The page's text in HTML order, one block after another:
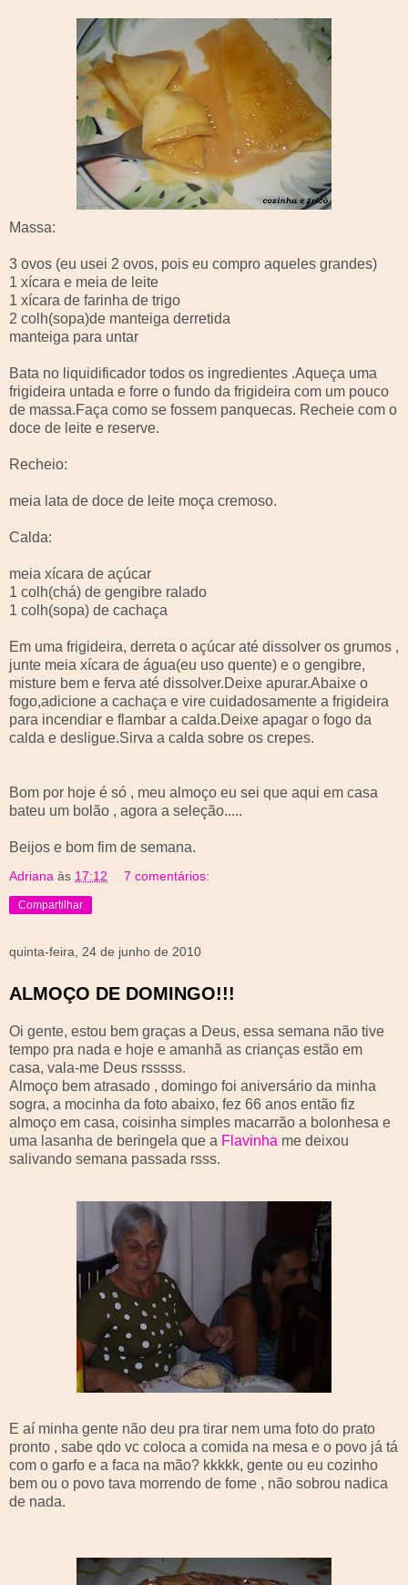
Massa:
3 ovos (eu usei 2 ovos, pois eu compro aqueles grandes)
1 xícara e meia de leite
1 xícara de farinha de trigo
2 colh(sopa)de manteiga derretida
manteiga para untar
Bata no liquidificador todos os ingredientes .Aqueça uma
frigideira untada e forre o fundo da frigideira com um pouco
de massa.Faça como se fossem panquecas. Recheie com o
doce de leite e reserve.
Recheio:
meia lata de doce de leite moça cremoso.
Calda:
meia xícara de açúcar
1 colh(chá) de gengibre ralado
1 colh(sopa) de cachaça
Em uma frigideira, derreta o açúcar até dissolver os grumos ,
junte meia xícara de água(eu uso quente) e o gengibre,
misture bem e ferva até dissolver.Deixe apurar.Abaixe o
fogo,adicione a cachaça e vire cuidadosamente a frigideira
para incendiar e flambar a calda.Deixe apagar o fogo da
calda e desligue.Sirva a calda sobre os crepes.
Bom por hoje é só , meu almoço eu sei que aqui em casa
bateu um bolão , agora a seleção.....
Beijos e bom fim de semana.
Adriana às 17:12 7 comentários:
Compartilhar
quinta-feira, 24 de junho de 2010
ALMOÇO DE DOMINGO!!!
Oi gente, estou bem graças a Deus, essa semana não tive
tempo pra nada e hoje e amanhã as crianças estão em
casa, vala-me Deus rsssss.
Almoço bem atrasado , domingo foi aniversário da minha
sogra, a mocinha da foto abaixo, fez 66 anos então fiz
almoço em casa, coisinha simples macarrão a bolonhesa e
uma lasanha de beringela que a Flavinha me deixou
salivando semana passada rsss.
E aí minha gente não deu pra tirar nem uma foto do prato
pronto , sabe qdo vc coloca a comida na mesa e o povo já tá
com o garfo e a faca na mão? kkkkk, gente ou eu cozinho
bem ou o povo tava morrendo de fome , não sobrou nadica
de nada.